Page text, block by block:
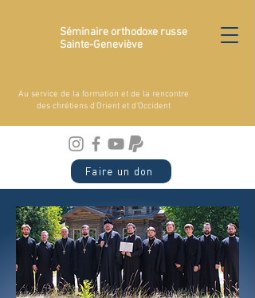
Séminaire orthodoxe russe
Sainte-Geneviève
Au service de la formation et de la rencontre
des chrétiens d'Orient et d'Occident
Faire un don